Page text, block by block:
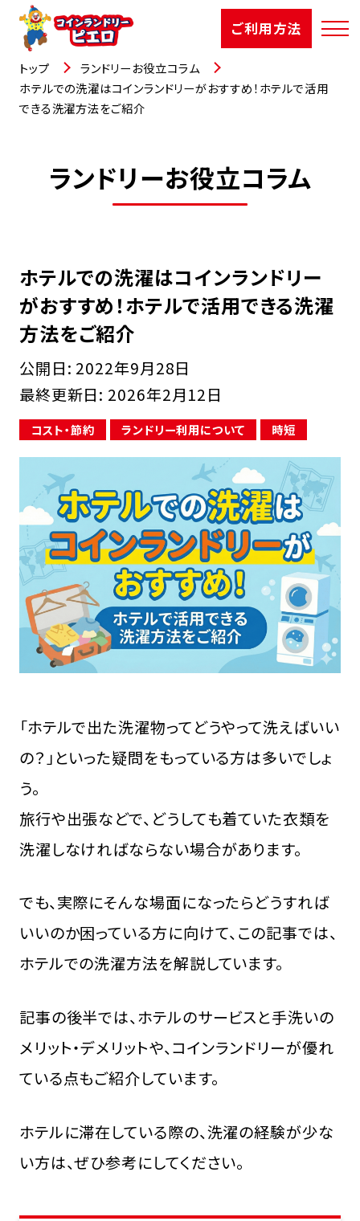
ご利用方法
選ばれる理由
お知らせ
お役立コラム
よくあるご質問
FCオーナー募集中
トップ
ランドリーお役立コラム
ホテルでの洗濯はコインランドリーがおすすめ！ホテルで活用
できる洗濯方法をご紹介
ランドリーお役立コラム
ホテルでの洗濯はコインランドリー
がおすすめ！ホテルで活用できる洗濯
方法をご紹介
公開日: 2022年9月28日
最終更新日: 2026年2月12日
コスト・節約 ランドリー利用について 時短
「ホテルで出た洗濯物ってどうやって洗えばいい
の？」といった疑問をもっている方は多いでしょ
う。
旅行や出張などで、どうしても着ていた衣類を
洗濯しなければならない場合があります。
でも、実際にそんな場面になったらどうすれば
いいのか困っている方に向けて、この記事では、
ホテルでの洗濯方法を解説しています。
記事の後半では、ホテルのサービスと手洗いの
メリット・デメリットや、コインランドリーが優れ
ている点もご紹介しています。
ホテルに滞在している際の、洗濯の経験が少な
い方は、ぜひ参考にしてください。